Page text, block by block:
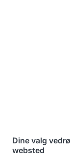
Dine valg
websted